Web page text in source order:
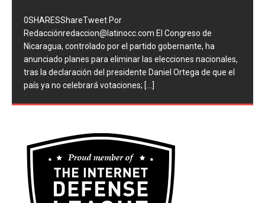
0SHARESShareTweet Por
Redacciónredaccion@latinocc.com El Congreso de
Nicaragua, controlado por el partido gobernante, ha
anunciado planes para eliminar las elecciones nacionales,
tras la declaración del presidente Daniel Ortega de que el
país ya no celebrará votaciones; [...]